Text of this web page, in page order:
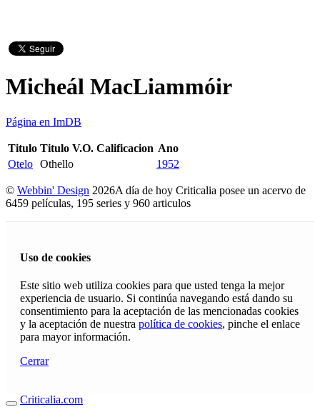
Micheál MacLiammóir
Página en ImDB
Titulo Titulo V.O. Calificacion Ano
Otelo Othello 1952
© Webbin' Design 2026A día de hoy Criticalia posee un acervo de
6459 películas, 195 series y 960 articulos
Uso de cookies
Este sitio web utiliza cookies para que usted tenga la mejor
experiencia de usuario. Si continúa navegando está dando su
consentimiento para la aceptación de las mencionadas cookies
y la aceptación de nuestra política de cookies, pinche el enlace
para mayor información.
Cerrar
Criticalia.com